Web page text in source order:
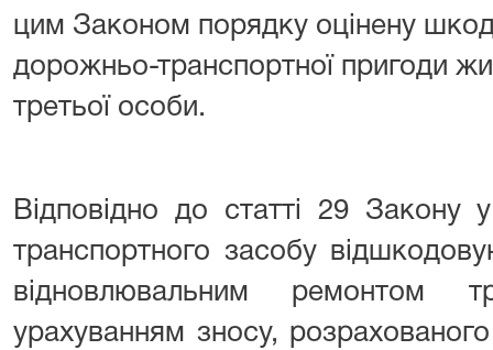
цим Законом порядку оцінену
дорожньо-транспортної пригоди
третьої особи.
Відповідно до статті 29
транспортного засобу
відновлювальним ремонтом
урахуванням зносу,